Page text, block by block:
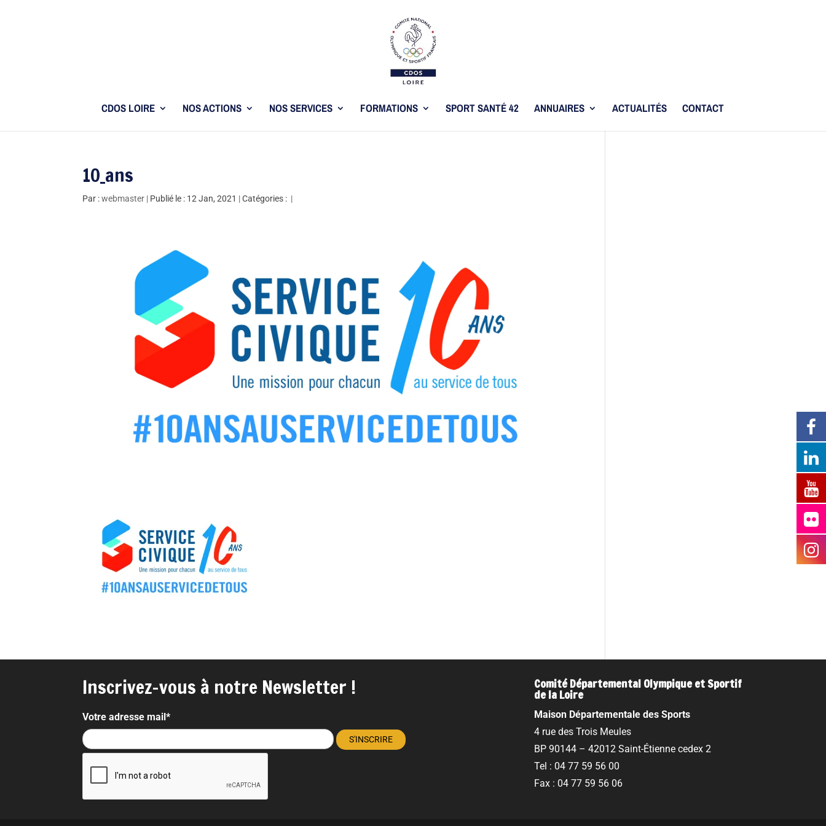
CDOS LOIRE NOS ACTIONS NOS SERVICES FORMATIONS SPORT SANTÉ 42 ANNUAIRES ACTUALITÉS CONTACT
10_ans
Par :webmaster | Publié le : 12 Jan, 2021 | Catégories : |
Inscrivez-vous à notre Newsletter !
Votre adresse mail*
Comité Départemental Olympique et Sportif
de la Loire
Maison Départementale des Sports
4 rue des Trois Meules
BP 90144 – 42012 Saint-Étienne cedex 2
Tel : 04 77 59 56 00
Fax : 04 77 59 56 06